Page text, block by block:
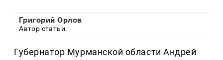
Григорий Орлов
Автор статьи
Губернатор Мурманской области Андрей